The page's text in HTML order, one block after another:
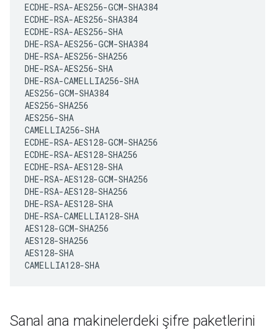
ECDHE-RSA-AES256-GCM-SHA384
ECDHE-RSA-AES256-SHA384
ECDHE-RSA-AES256-SHA
DHE-RSA-AES256-GCM-SHA384
DHE-RSA-AES256-SHA256
DHE-RSA-AES256-SHA
DHE-RSA-CAMELLIA256-SHA
AES256-GCM-SHA384
AES256-SHA256
AES256-SHA
CAMELLIA256-SHA
ECDHE-RSA-AES128-GCM-SHA256
ECDHE-RSA-AES128-SHA256
ECDHE-RSA-AES128-SHA
DHE-RSA-AES128-GCM-SHA256
DHE-RSA-AES128-SHA256
DHE-RSA-AES128-SHA
DHE-RSA-CAMELLIA128-SHA
AES128-GCM-SHA256
AES128-SHA256
AES128-SHA
CAMELLIA128-SHA
Sanal ana makinelerdeki şifre paketlerini